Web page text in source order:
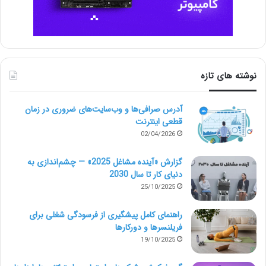
ایجاد انگیزه در ذینفعان و مشتریان برای اقدام
توسعه و رشد کسب و کار
هر ایدۀ تجاری جدید با یک داستان شروع می‌شود. همان‌طور
که به راه‌های حل مشکلات، چالش‌های ورود به بازارهای
جدید و کارهایی که باید برای ایجاد روابط جدید انجام شود
نوشته های تازه
آدرس صرافی‌ها و وب‌سایت‌های ضروری در زمان
قطعی اینترنت
02/04/2026
گزارش «آینده مشاغل 2025» — چشم‌اندازی به
دنیای کار تا سال 2030
25/10/2025
راهنمای کامل پیشگیری از فرسودگی شغلی برای
فریلنسرها و دورکارها
19/10/2025